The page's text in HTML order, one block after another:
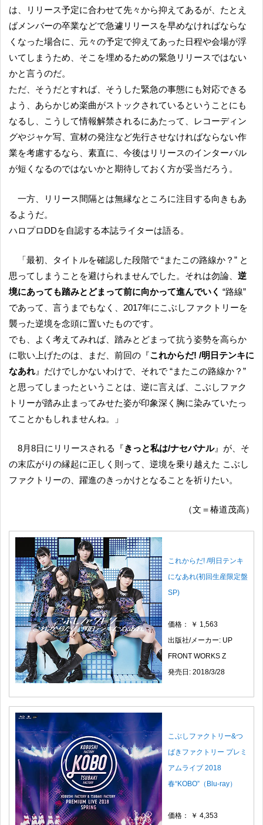
は、リリース予定に合わせて先々から抑えてあるが、たとえ
ばメンバーの卒業などで急遽リリースを早めなければならな
くなった場合に、元々の予定で抑えてあった日程や会場が浮
いてしまうため、そこを埋めるための緊急リリースではない
かと言うのだ。
ただ、そうだとすれば、そうした緊急の事態にも対応できる
よう、あらかじめ楽曲がストックされているということにも
なるし、こうして情報解禁されるにあたって、レコーディン
グやジャケ写、宣材の発注など先行させなければならない作
業を考慮するなら、素直に、今後はリリースのインターバル
が短くなるのではないかと期待しておく方が妥当だろう。
一方、リリース間隔とは無縁なところに注目する向きもあ
るようだ。
ハロプロDDを自認する本誌ライターは語る。
「最初、タイトルを確認した段階で “またこの路線か？” と
思ってしまうことを避けられませんでした。それは勿論、 逆
境にあっても踏みとどまって前に向かって進んでいく “路線”
であって、言うまでもなく、2017年にこぶしファクトリーを
襲った逆境を念頭に置いたものです。
でも、よく考えてみれば、踏みとどまって抗う姿勢を高らか
に歌い上げたのは、まだ、前回の『これからだ! /明日テンキに
なあれ』だけでしかないわけで、それで “またこの路線か？”
と思ってしまったということは、逆に言えば、こぶしファク
トリーが踏み止まってみせた姿が印象深く胸に染みていたっ
てことかもしれませんね。」
8月8日にリリースされる『きっと私は/ナセバナル』が、そ
の末広がりの縁起に正しく則って、逆境を乗り越えた こぶし
ファクトリーの、躍進のきっかけとなることを祈りたい。
（文＝椿道茂高）
これからだ! /明日テンキ
になあれ(初回生産限定盤
SP)
価格： ￥ 1,563
出版社/メーカー: UP
FRONT WORKS Z
発売日: 2018/3/28
こぶしファクトリー&つ
ばきファクトリー プレミ
アムライブ 2018
春“KOBO”（Blu-ray）
価格： ￥ 4,353